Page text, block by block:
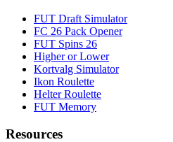
FUT Draft Simulator
FC 26 Pack Opener
FUT Spins 26
Higher or Lower
Kortvalg Simulator
Ikon Roulette
Helter Roulette
FUT Memory
Resources